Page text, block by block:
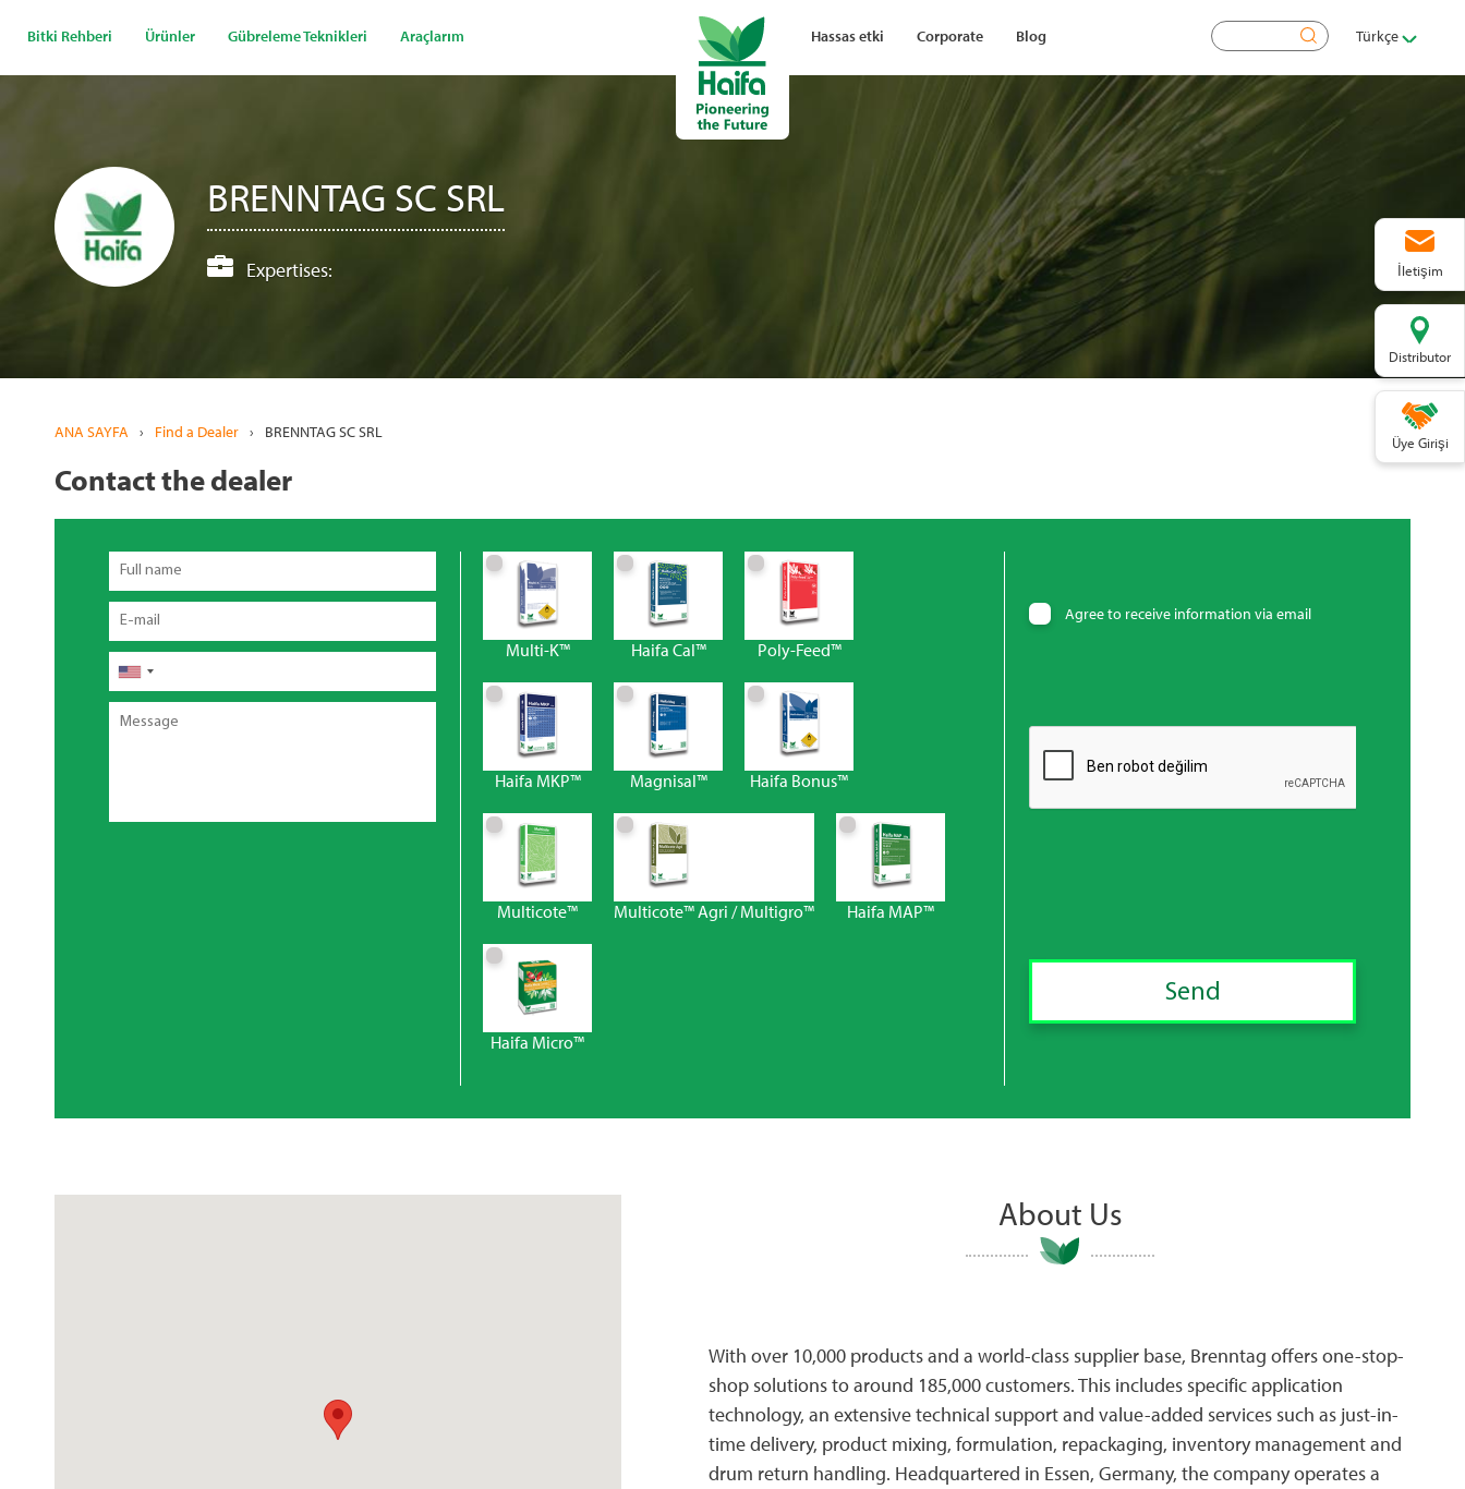
içeriğe
İletişim
Distributor
Üye Girişi
Bitki Rehberi Ürünler Gübreleme Teknikleri Araçlarım Hassas etki Corporate Blog Ara Türkçe
BRENNTAG SC SRL
Expertises:
ANA SAYFA › Find a Dealer › BRENNTAG SC SRL
Contact the dealer
Full
name
Email
Telefon
Message
Multi-K™ Haifa Cal™ Poly-Feed™
Haifa MKP™ Magnisal™ Haifa Bonus™
Multicote™ Multicote™ Agri / Multigro™ Haifa MAP™
Haifa Micro™
Agree to receive information via email
About Us
With over 10,000 products and a world-class supplier base, Brenntag offers one-stop-
shop solutions to around 185,000 customers. This includes specific application
technology, an extensive technical support and value-added services such as just-in-
time delivery, product mixing, formulation, repackaging, inventory management and
drum return handling. Headquartered in Essen, Germany, the company operates a